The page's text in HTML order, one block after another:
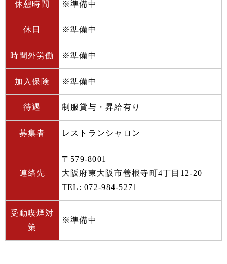
休憩時間 ※準備中
休日 ※準備中
時間外労働 ※準備中
加入保険 ※準備中
待遇 制服貸与・昇給有り
募集者 レストランシャロン
連絡先
〒579-8001
大阪府東大阪市善根寺町4丁目12-20
TEL:072-984-5271
受動喫煙対
策
※準備中